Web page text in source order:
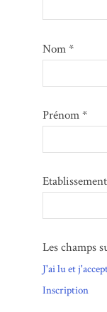
Nom *
Prénom *
Etablissement
Les champs
J'ai lu et
Inscription